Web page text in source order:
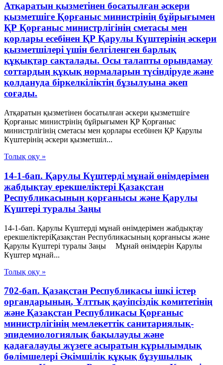
Атқаратын қызметінен босатылған әскери
қызметшіге Қорғаныс министрінің бұйрығымен
ҚР Қорғаныс министрлігінің сметасы мен
қорлары есебінен ҚР Қарулы Күштерінің әскери
қызметшілері үшін белгіленген барлық
құқықтар сақталады. Осы талапты орындамау
соттардың құқық нормаларын түсіндіруде және
қолдануда біркелкіліктің бұзылуына әкеп
соғады.
Атқаратын қызметінен босатылған әскери қызметшіге
Қорғаныс министрінің бұйрығымен ҚР Қорғаныс
министрлігінің сметасы мен қорлары есебінен ҚР Қарулы
Күштерінің әскери қызметшіл...
Толық оқу »
14-1-бап. Қарулы Күштерді мұнай өнімдерімен
жабдықтау ерекшеліктері Қазақстан
Республикасының қорғанысы және Қарулы
Күштері туралы Заңы
14-1-бап. Қарулы Күштерді мұнай өнімдерімен жабдықтау
ерекшеліктеріҚазақстан Республикасының қорғанысы және
Қарулы Күштері туралы Заңы Мұнай өнімдерін Қарулы
Күштер мұнай...
Толық оқу »
702-бап. Қазақстан Республикасы ішкі істер
органдарының, Ұлттық қауiпсiздiк комитетiнiң
және Қазақстан Республикасы Қорғаныс
министрлiгiнiң мемлекеттік санитариялық-
эпидемиологиялық бақылауды және
қадағалауды жүзеге асыратын құрылымдық
бөлімшелері Әкімшілік құқық бұзушылық